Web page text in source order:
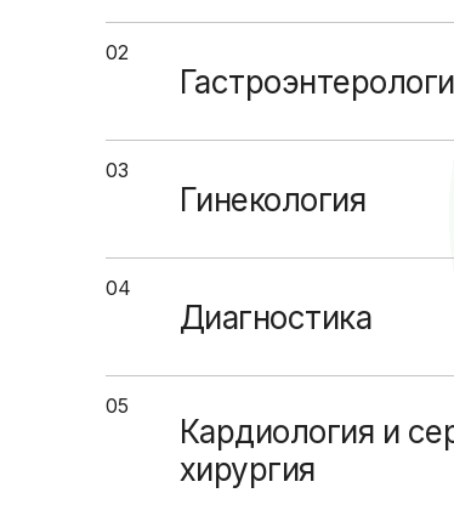
02
03
Гинекология
04
Диагностика
05
Кардиология и
хирургия